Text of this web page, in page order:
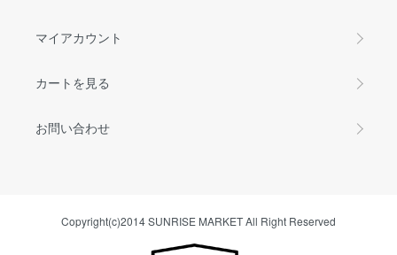
マイアカウント
カートを見る
お問い合わせ
Copyright(c)2014 SUNRISE MARKET All Right Reserved